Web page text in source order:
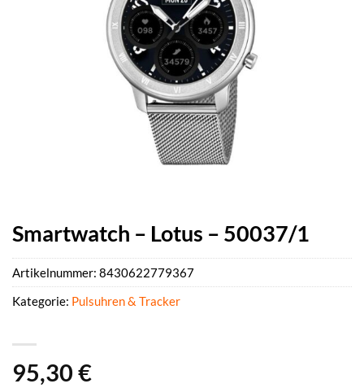
Smartwatch – Lotus – 50037/1
95,30 €
Artikelnummer: 8430622779367
Kategorie: Pulsuhren & Tracker